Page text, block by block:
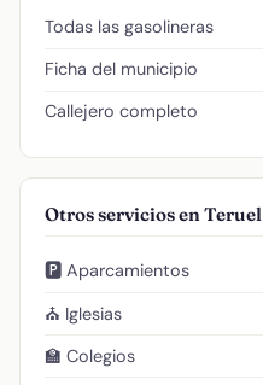
Todas las gasolineras
Ficha del municipio
Callejero completo
Otros servicios en Teruel
🅿️ Aparcamientos
⛪ Iglesias
🏫 Colegios